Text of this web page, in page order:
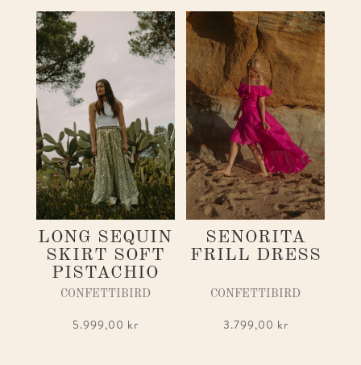
LONG SEQUIN
SKIRT SOFT
PISTACHIO
CONFETTIBIRD
5.999,00 kr
SENORITA
FRILL DRESS
CONFETTIBIRD
3.799,00 kr